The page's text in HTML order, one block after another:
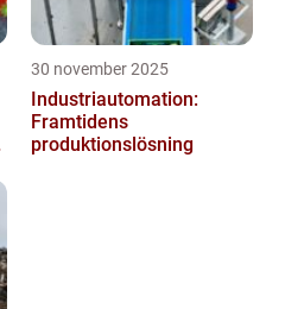
30 november 2025
Industriautomation:
Framtidens
produktionslösning